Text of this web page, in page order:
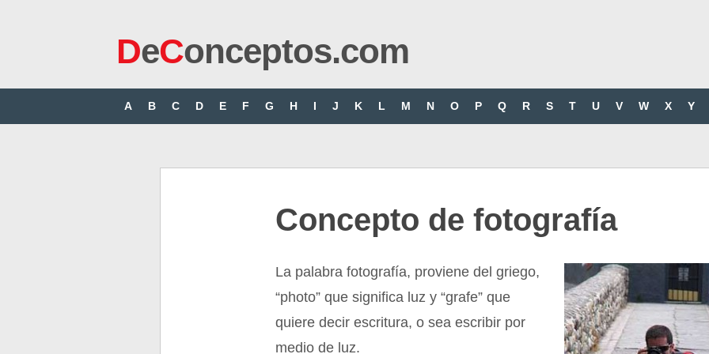
DeConceptos.com
A B C D E F G H I J K L M N O P Q R S T U V W X Y
Concepto de fotografía
La palabra fotografía, proviene del griego,
“photo” que significa luz y “grafe” que
quiere decir escritura, o sea escribir por
medio de luz.